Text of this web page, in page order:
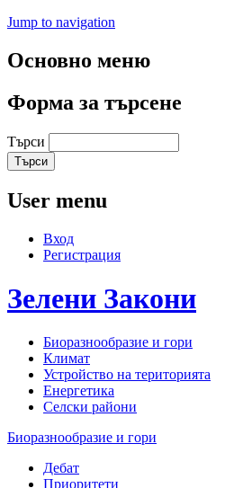
Jump to navigation
Основно меню
Форма за търсене
Търси
User menu
Вход
Регистрация
Зелени Закони
Биоразнообразие и гори
Климат
Устройство на територията
Енергетика
Селски райони
Биоразнообразие и гори
Дебат
Приоритети